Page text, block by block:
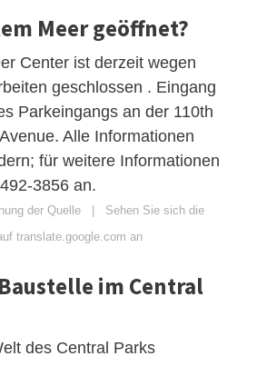
Meer geöffnet?
Center ist derzeit wegen
geschlossen . Eingang
Parkeingangs an der 110th
Alle Informationen
für weitere Informationen
3856 an.
der Quelle | Sehen Sie sich die
translate.google.com an
im Central
des Central Parks